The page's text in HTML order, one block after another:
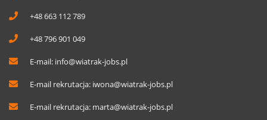
+48 663 112 789
+48 796 901 049
E-mail: info@wiatrak-jobs.pl
E-mail rekrutacja: iwona@wiatrak-jobs.pl
E-mail rekrutacja: marta@wiatrak-jobs.pl